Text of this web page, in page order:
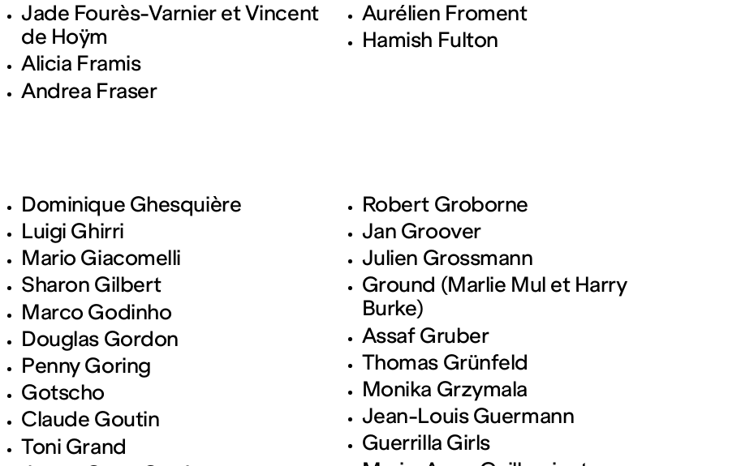
Jade Fourès-Varnier et Vincent
de Hoÿm
Alicia Framis
Andrea Fraser
Aurélien Froment
Hamish Fulton
Dominique Ghesquière
Luigi Ghirri
Mario Giacomelli
Sharon Gilbert
Marco Godinho
Douglas Gordon
Penny Goring
Gotscho
Claude Goutin
Toni Grand
Robert Groborne
Jan Groover
Julien Grossmann
Ground (Marlie Mul et Harry
Burke)
Assaf Gruber
Thomas Grünfeld
Monika Grzymala
Jean-Louis Guermann
Guerrilla Girls